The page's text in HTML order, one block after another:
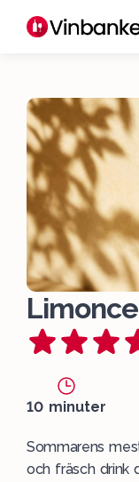
10 minuter
Sommarens
och fräsch drink